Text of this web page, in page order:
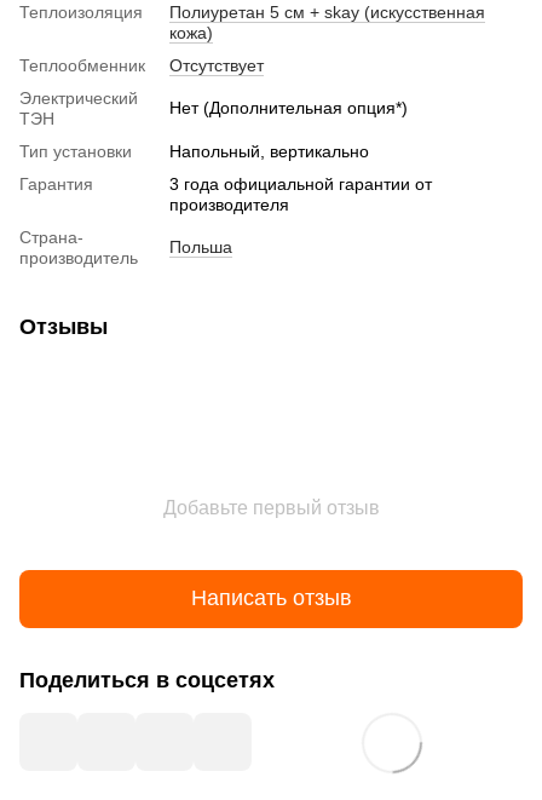
Теплоизоляция
Полиуретан 5 см + skay (искусственная
кожа)
Теплообменник
Отсутствует
Электрический
ТЭН
Нет (Дополнительная опция*)
Тип установки
Напольный, вертикально
Гарантия
3 года официальной гарантии от
производителя
Страна-
производитель
Польша
Отзывы
Добавьте первый отзыв
Написать отзыв
Поделиться в соцсетях